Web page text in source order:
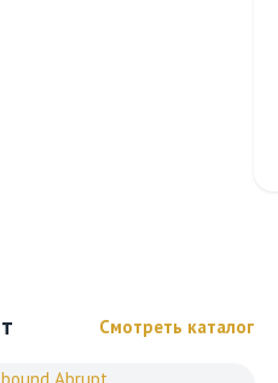
Смотреть каталог